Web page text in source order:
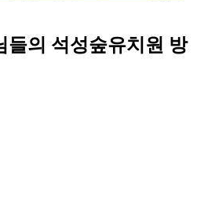
들의 석성숲유치원 방